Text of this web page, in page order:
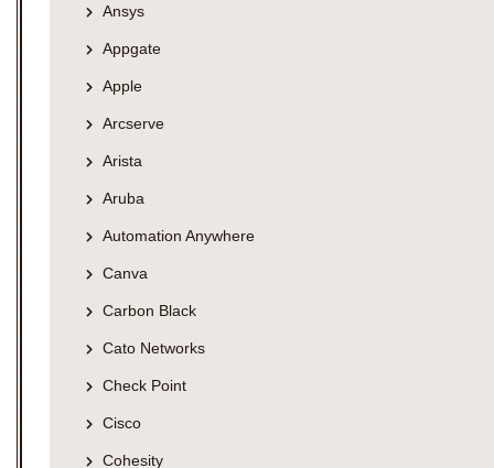
Ansys
Appgate
Apple
Arcserve
Arista
Aruba
Automation Anywhere
Canva
Carbon Black
Cato Networks
Check Point
Cisco
Cohesity